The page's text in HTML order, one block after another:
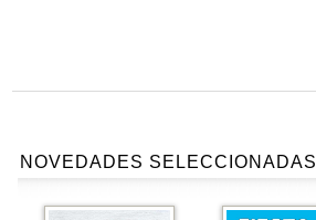
NOVEDADES SELECCIONADAS